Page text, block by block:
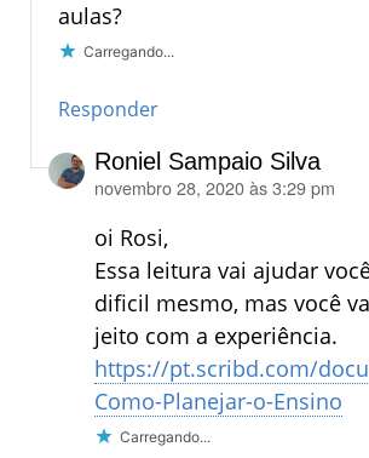
aulas?
Carregando...
Responder
Roniel Sampaio Silva
disse:
novembro 28, 2020 às 3:29 pm
oi Rosi,
Essa leitura vai ajudar
dificil mesmo, mas você
jeito com a experiência.
https://pt.scribd.com/
Como-Planejar-o-Ensino
Carregando...